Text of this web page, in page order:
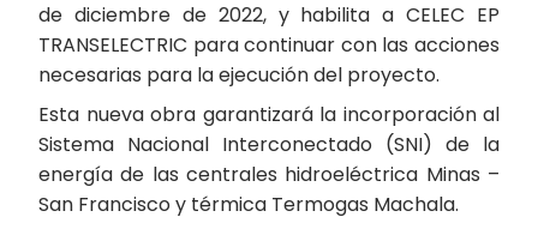
de diciembre de 2022, y habilita a CELEC EP
TRANSELECTRIC para continuar con las acciones
necesarias para la ejecución del proyecto.
Esta nueva obra garantizará la incorporación al
Sistema Nacional Interconectado (SNI) de la
energía de las centrales hidroeléctrica Minas –
San Francisco y térmica Termogas Machala.